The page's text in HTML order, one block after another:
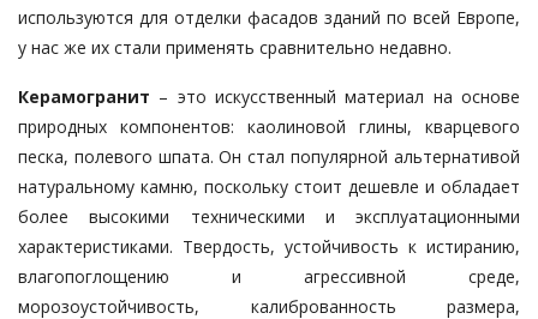
используются для отделки фасадов зданий по всей Европе,
у нас же их стали применять сравнительно недавно.
Керамогранит – это искусственный материал на основе
природных компонентов: каолиновой глины, кварцевого
песка, полевого шпата. Он стал популярной альтернативой
натуральному камню, поскольку стоит дешевле и обладает
более высокими техническими и эксплуатационными
характеристиками. Твердость, устойчивость к истиранию,
влагопоглощению и агрессивной среде,
морозоустойчивость, калиброванность размера,